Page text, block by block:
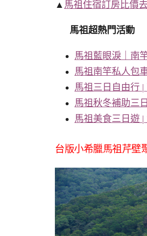
▲ 馬祖住宿訂房比價
馬祖超熱門活動
馬祖藍眼淚｜南
馬祖南竿私人包
馬祖三日自由行
馬祖秋冬補助三
馬祖美食三日遊
台版小希臘馬祖芹壁